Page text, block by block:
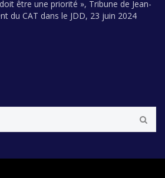
être une priorité », Tribune de Jean-
du CAT dans le JDD, 23 juin 2024